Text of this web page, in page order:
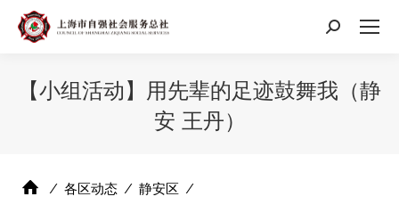
搜
【小组活动】用先辈的足迹鼓舞我（静
安 王丹）
⁄ 各区动态 ⁄ 静安区 ⁄